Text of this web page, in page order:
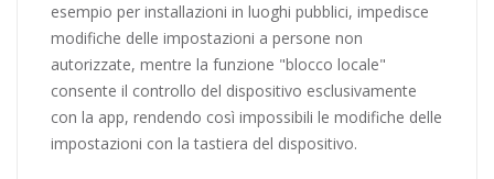
esempio per installazioni in luoghi pubblici, impedisce
modifiche delle impostazioni a persone non
autorizzate, mentre la funzione "blocco locale"
consente il controllo del dispositivo esclusivamente
con la app, rendendo così impossibili le modifiche delle
impostazioni con la tastiera del dispositivo.